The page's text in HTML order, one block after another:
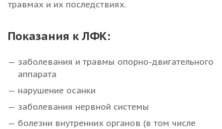
травмах и их последствиях.
Показания к ЛФК:
заболевания и травмы опорно-двигательного
аппарата
нарушение осанки
заболевания нервной системы
болезни внутренних органов (в том числе